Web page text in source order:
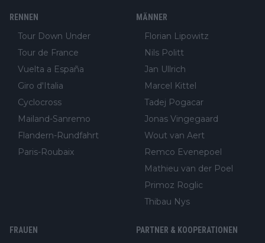
RENNEN
Tour Down Under
Tour de France
Vuelta a España
Giro d'Italia
Cyclocross
Mailand-Sanremo
Flandern-Rundfahrt
Paris-Roubaix
MÄNNER
Florian Lipowitz
Nils Politt
Jan Ullrich
Marcel Kittel
Tadej Pogacar
Jonas Vingegaard
Wout van Aert
Remco Evenepoel
Mathieu van der Poel
Primoz Roglic
Thibau Nys
FRAUEN PARTNER & KOOPERATIONEN